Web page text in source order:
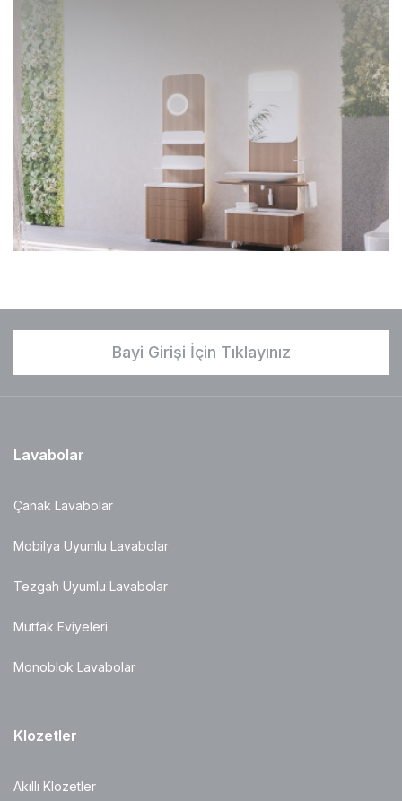
Bayi Girişi İçin Tıklayınız
Lavabolar
Çanak Lavabolar
Mobilya Uyumlu Lavabolar
Tezgah Uyumlu Lavabolar
Mutfak Eviyeleri
Monoblok Lavabolar
Klozetler
Akıllı Klozetler